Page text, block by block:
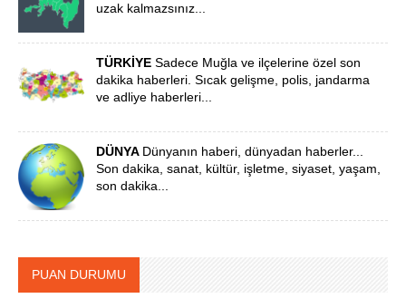
uzak kalmazsınız...
TÜRKİYESadece Muğla ve ilçelerine özel son
dakika haberleri. Sıcak gelişme, polis, jandarma
ve adliye haberleri...
DÜNYA Dünyanın haberi, dünyadan haberler...
Son dakika, sanat, kültür, işletme, siyaset, yaşam,
son dakika...
PUAN DURUMU